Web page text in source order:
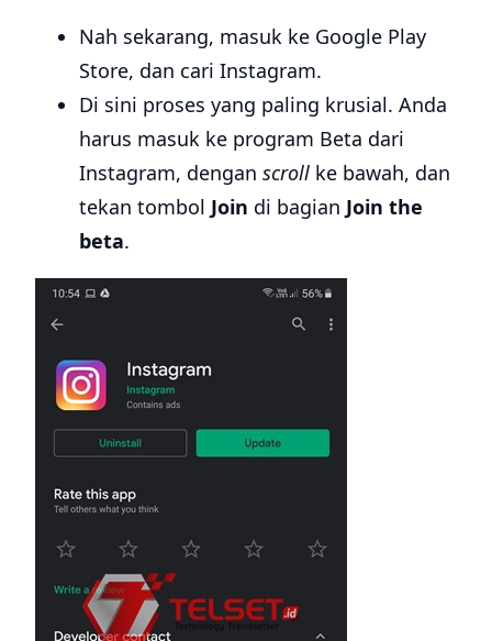
Nah sekarang, masuk ke Google Play
Store, dan cari Instagram.
Di sini proses yang paling krusial. Anda
harus masuk ke program Beta dari
Instagram, dengan scroll ke bawah, dan
tekan tombol Join di bagian Join the
beta.